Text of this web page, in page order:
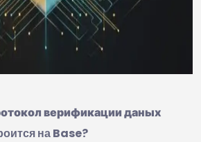
верификации даных
на Base?